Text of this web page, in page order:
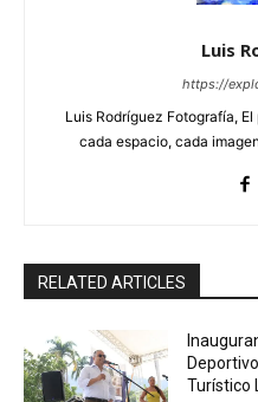
Luis
https://
Luis Rodríguez Fotografía,
cada espacio, cada
RELATED ARTICLES
Turístico